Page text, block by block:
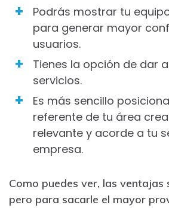
Podrás mostrar tu
para generar mayor
usuarios.
Tienes la opción de dar
servicios.
Es más sencillo
referente de tu área
relevante y acorde a tu
empresa.
Como puedes ver, las ventajas
pero para sacarle el mayor